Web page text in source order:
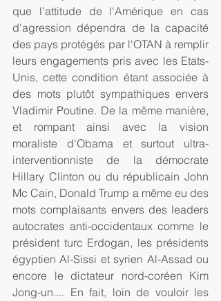
que l'attitude de l'Amérique en cas
d'agression dépendra de la capacité
des pays protégés par l'OTAN à remplir
leurs engagements pris avec les Etats-
Unis, cette condition étant associée à
des mots plutôt sympathiques envers
Vladimir Poutine. De la même manière,
et rompant ainsi avec la vision
moraliste d'Obama et surtout ultra-
interventionniste de la démocrate
Hillary Clinton ou du républicain John
Mc Cain, Donald Trump a même eu des
mots complaisants envers des leaders
autocrates anti-occidentaux comme le
président turc Erdogan, les présidents
égyptien Al-Sissi et syrien Al-Assad ou
encore le dictateur nord-coréen Kim
Jong-un.... En fait, loin de vouloir les